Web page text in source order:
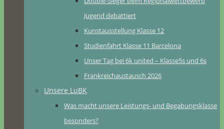
Jugend debattiert
Kunstausstellung Klasse 12
Studienfahrt Klasse 11 Barcelona
Unser Tag bei 6k united – Klasse5s und 6s
Frankreichaustausch 2026
Unsere LuBK
Was macht unsere Leistungs- und Begabungsklasse
besonders?